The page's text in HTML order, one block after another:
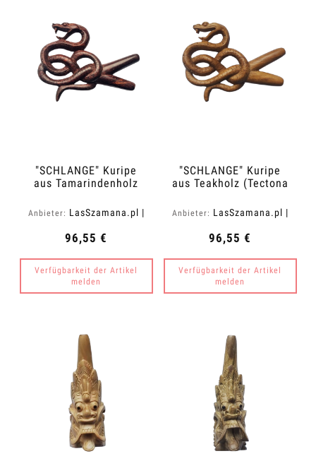
"SCHLANGE" Kuripe
aus Tamarindenholz
Anbieter: LasSzamana.pl |
96,55 €
Verfügbarkeit der Artikel
melden
"SCHLANGE" Kuripe
aus Teakholz (Tectona
Anbieter: LasSzamana.pl |
96,55 €
Verfügbarkeit der Artikel
melden